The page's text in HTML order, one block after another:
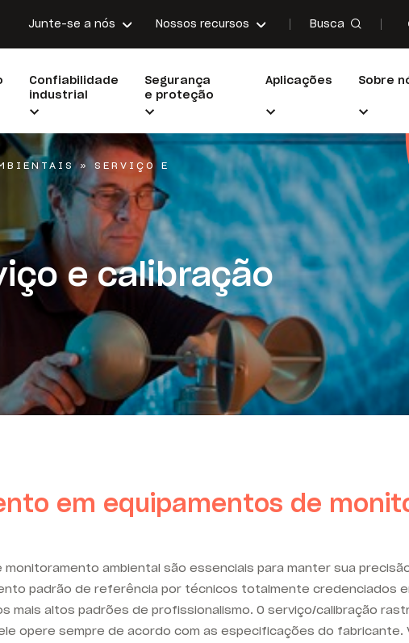
Junte-se a nós Nossos recursos Busca
Confiabilidade
industrial
Segurança
e proteção
Aplicações Sobre
e calibração
» SERVIÇO E
em equipamentos de
ambiental são essenciais para manter sua
padrão de referência por técnicos totalmente credenciados
mais altos padrões de profissionalismo. O serviço/calibração
opere sempre de acordo com as especificações do fabricante.